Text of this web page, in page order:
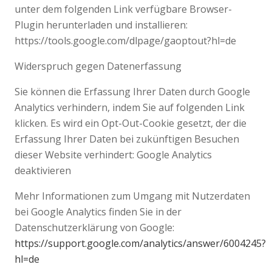
unter dem folgenden Link verfügbare Browser-
Plugin herunterladen und installieren:
https://tools.google.com/dlpage/gaoptout?hl=de
Widerspruch gegen Datenerfassung
Sie können die Erfassung Ihrer Daten durch Google
Analytics verhindern, indem Sie auf folgenden Link
klicken. Es wird ein Opt-Out-Cookie gesetzt, der die
Erfassung Ihrer Daten bei zukünftigen Besuchen
dieser Website verhindert: Google Analytics
deaktivieren
Mehr Informationen zum Umgang mit Nutzerdaten
bei Google Analytics finden Sie in der
Datenschutzerklärung von Google:
https://support.google.com/analytics/answer/6004245?
hl=de